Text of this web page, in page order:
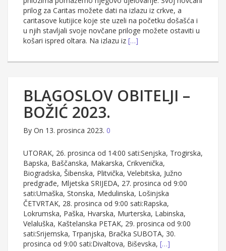
prilog za Caritas možete dati na izlazu iz crkve, a
caritasove kutijice koje ste uzeli na početku došašća i
u njih stavljali svoje novčane priloge možete ostaviti u
košari ispred oltara. Na izlazu iz […]
BLAGOSLOV OBITELJI –
BOŽIĆ 2023.
By On 13. prosinca 2023. 0
UTORAK, 26. prosinca od 14:00 sati:Senjska, Trogirska,
Bapska, Baščanska, Makarska, Crikvenička,
Biogradska, Šibenska, Plitvička, Velebitska, Južno
predgrađe, Mljetska SRIJEDA, 27. prosinca od 9:00
sati:Umaška, Stonska, Medulinska, Lošinjska
ČETVRTAK, 28. prosinca od 9:00 sati:Rapska,
Lokrumska, Paška, Hvarska, Murterska, Labinska,
Velaluška, Kaštelanska PETAK, 29. prosinca od 9:00
sati:Srijemska, Trpanjska, Bračka SUBOTA, 30.
prosinca od 9:00 sati:Divaltova, Biševska, […]